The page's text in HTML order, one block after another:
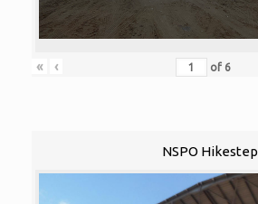
« ‹ of 6
NSPO Hikestep